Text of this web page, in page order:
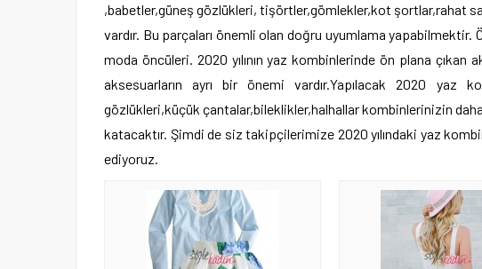
,babetler,güneş gözlükleri, tişörtler,gömlekler,kot şortlar,rahat
vardır. Bu parçaları önemli olan doğru uyumlama yapabilmektir.
moda öncüleri. 2020 yılının yaz kombinlerinde ön plana çıkan
aksesuarların ayrı bir önemi vardır.Yapılacak 2020 yaz
gözlükleri,küçük çantalar,bileklikler,halhallar kombinlerinizin
katacaktır. Şimdi de siz takipçilerimize 2020 yılındaki yaz
ediyoruz.